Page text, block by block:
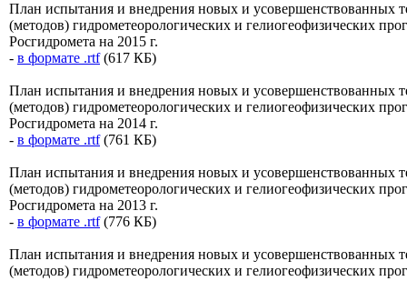
План испытания и внедрения новых и усовершенствованных
(методов) гидрометеорологических и гелиогеофизических
Росгидромета на 2015 г.
- в формате .rtf(617 КБ)
План испытания и внедрения новых и усовершенствованных
(методов) гидрометеорологических и гелиогеофизических
Росгидромета на 2014 г.
- в формате .rtf(761 КБ)
План испытания и внедрения новых и усовершенствованных
(методов) гидрометеорологических и гелиогеофизических
Росгидромета на 2013 г.
- в формате .rtf(776 КБ)
План испытания и внедрения новых и усовершенствованных
(методов) гидрометеорологических и гелиогеофизических